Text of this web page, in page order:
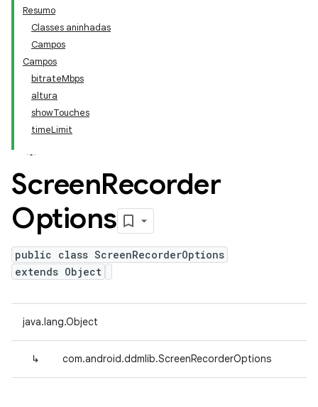
Resumo
Classes aninhadas
Campos
Campos
bitrateMbps
altura
showTouches
timeLimit
ScreenRecorder
Options
public class ScreenRecorderOptions
extends Object
java.lang.Object
↳ com.android.ddmlib.ScreenRecorderOptions